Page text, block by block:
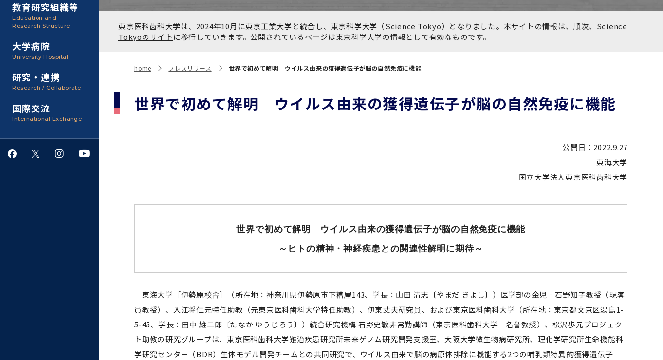
運営組織
写真で綴る 東京医科歯科大
四大学連合
コンプライアンス・ハラス
イベント
大学院入学案内
聴講生・科目等履修生およ
授業・カリキュラム
学生生活サポート 障がいのある学生サポート
教育研究組織等
Education and
Research Structure
大学院医歯学総合研究科
教養部
年報
員研究内容
統合教育機構
先端医歯工学創成クラスタ
ー（統合研究機構）
異動したセンター
大学病院
University Hospital
研究・連携
Research / Collaborate
取り組み・規制
国際交流
International Exchange
東京医科歯科大学は、2024年10月に東京工業大学と統合し、東京科学大学（Science Tokyo）となりました。本サイトの情報は、順次、 Science
Tokyoのサイト に移行していきます。公開されているページは東京科学大学の情報として有効なものです。
home プレスリリース 世界で初めて解明 ウイルス由来の獲得遺伝子が脳の自然免疫に機能
世界で初めて解明 ウイルス由来の獲得遺伝子が脳の自然免疫に機能
公開日：2022.9.27
東海大学
国立大学法人東京医科歯科大学
世界で初めて解明 ウイルス由来の獲得遺伝子が脳の自然免疫に機能
～ヒトの精神・神経疾患との関連性解明に期待～
東海大学［伊勢原校舎］（所在地：神奈川県伊勢原市下糟屋143、学長：山田 清志〔やまだ きよし〕）医学部の金児‐石野知子教授（現客
員教授）、入江将仁元特任助教（元東京医科歯科大学特任助教）、伊東丈夫研究員、および東京医科歯科大学（所在地：東京都文京区湯島1-
5-45、学長：田中 雄二郎〔たなか ゆうじろう〕）統合研究機構 石野史敏非常勤講師（東京医科歯科大学 名誉教授）、松沢歩元プロジェク
ト助教の研究グループは、東京医科歯科大学難治疾患研究所未来ゲノム研究開発支援室、大阪大学微生物病研究所、理化学研究所生命機能科
学研究センター（BDR）生体モデル開発チームとの共同研究で、ウイルス由来で脳の病原体排除に機能する2つの哺乳類特異的獲得遺伝子